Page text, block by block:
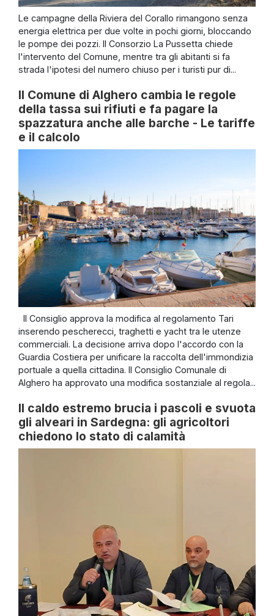
Le campagne della Riviera del Corallo rimangono senza
energia elettrica per due volte in pochi giorni, bloccando
le pompe dei pozzi. Il Consorzio La Pussetta chiede
l'intervento del Comune, mentre tra gli abitanti si fa
strada l'ipotesi del numero chiuso per i turisti pur di...
Il Comune di Alghero cambia le regole
della tassa sui rifiuti e fa pagare la
spazzatura anche alle barche - Le tariffe
e il calcolo
Il Consiglio approva la modifica al regolamento Tari
inserendo pescherecci, traghetti e yacht tra le utenze
commerciali. La decisione arriva dopo l'accordo con la
Guardia Costiera per unificare la raccolta dell'immondizia
portuale a quella cittadina. Il Consiglio Comunale di
Alghero ha approvato una modifica sostanziale al regola...
Il caldo estremo brucia i pascoli e svuota
gli alveari in Sardegna: gli agricoltori
chiedono lo stato di calamità